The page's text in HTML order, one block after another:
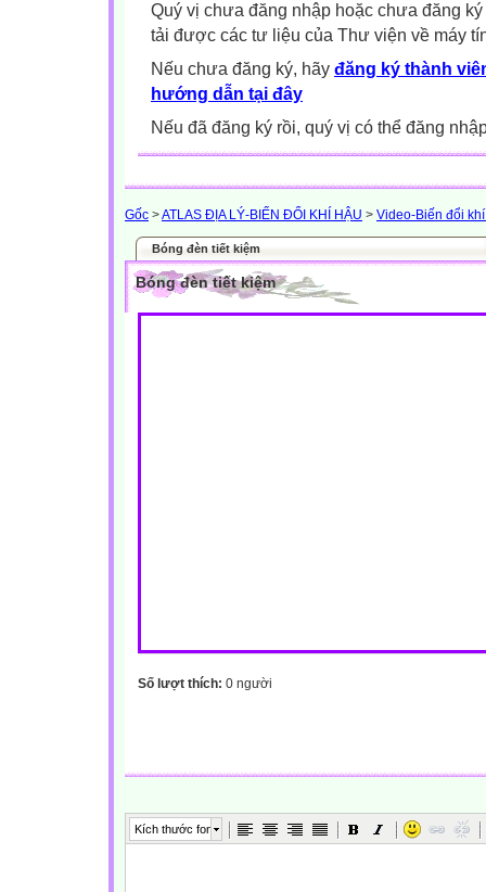
Quý vị chưa đăng nhập hoặc chưa đăng
tải được các tư liệu của Thư viện về máy
Nếu chưa đăng ký, hãy đăng ký thành
hướng dẫn tại đây
Nếu đã đăng ký rồi, quý vị có thể đăng
Gốc >ATLAS ĐỊA LÝ-BIẾN ĐỔI KHÍ HẬU > Video-Biến đổi
Bóng đèn tiết kiệm
Bóng đèn tiết kiệm
Số lượt thích: 0 người
Kích thước font